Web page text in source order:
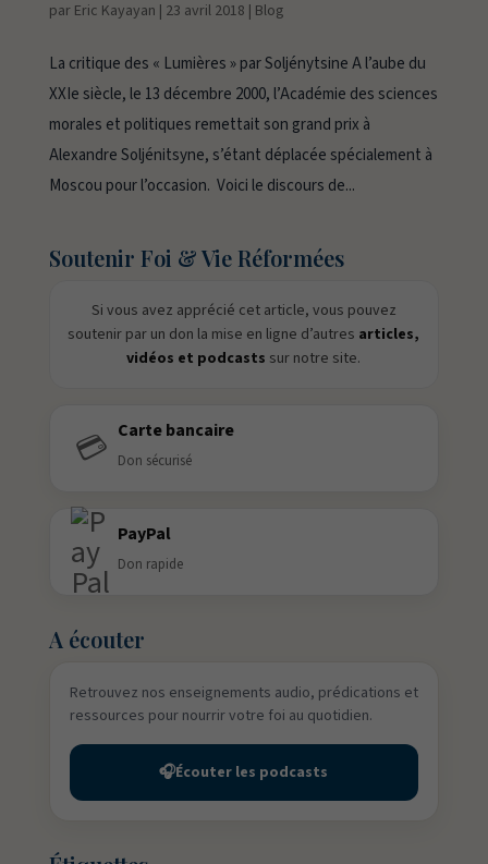
par Eric Kayayan | 23 avril 2018 | Blog
La critique des « Lumières » par Soljénytsine A l’aube du
XXIe siècle, le 13 décembre 2000, l’Académie des sciences
morales et politiques remettait son grand prix à
Alexandre Soljénitsyne, s’étant déplacée spécialement à
Moscou pour l’occasion. Voici le discours de...
Soutenir Foi & Vie Réformées
Si vous avez apprécié cet article, vous pouvez
soutenir par un don la mise en ligne d’autres articles,
vidéos et podcasts sur notre site.
💳 Carte bancaire
Don sécurisé
PayPal
Don rapide
A écouter
Retrouvez nos enseignements audio, prédications et
ressources pour nourrir votre foi au quotidien.
🎧Écouter les podcasts